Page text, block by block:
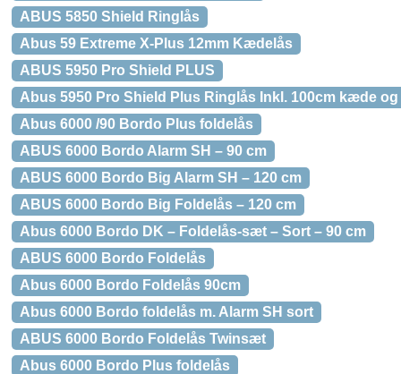
ABUS 5850 Shield Ringlås
Abus 59 Extreme X-Plus 12mm Kædelås
ABUS 5950 Pro Shield PLUS
Abus 5950 Pro Shield Plus Ringlås Inkl. 100cm kæde
Abus 6000 /90 Bordo Plus foldelås
ABUS 6000 Bordo Alarm SH – 90 cm
ABUS 6000 Bordo Big Alarm SH – 120 cm
ABUS 6000 Bordo Big Foldelås – 120 cm
Abus 6000 Bordo DK – Foldelås-sæt – Sort – 90 cm
ABUS 6000 Bordo Foldelås
Abus 6000 Bordo Foldelås 90cm
Abus 6000 Bordo foldelås m. Alarm SH sort
ABUS 6000 Bordo Foldelås Twinsæt
Abus 6000 Bordo Plus foldelås